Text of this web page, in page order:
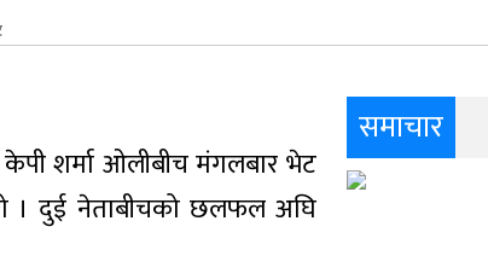
केपी शर्मा ओलीबीच मंगलबार भेट
। दुई नेताबीचको छलफल अघि
समाचार